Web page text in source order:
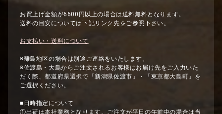
お買上げ金額が6600円以上の場合は送料無料となります。
送料の目安については下記リンク先をご参照下さい。
お支払い・送料について
※離島地区の場合は別途ご連絡をいたします。
※佐渡島・大島からご注文されるお客様はお届け先をご入力いた
だく際、都道府県選択で「新潟県佐渡市」・「東京都大島町」を
ご選択ください。
■日時指定について
①出荷は本社業務となります。ご注文が平日の午前中の場合は当